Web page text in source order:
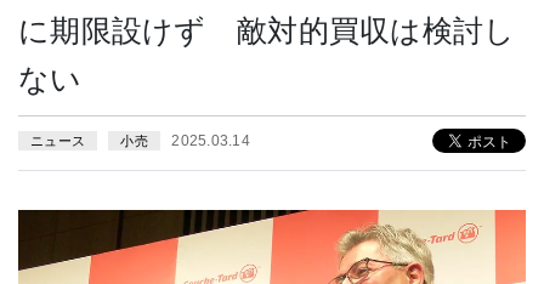
に期限設けず 敵対的買収は検討し
ない
ニュース 小売 2025.03.14